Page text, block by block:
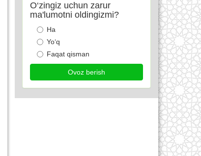
O‘zingiz uchun zarur
ma'lumotni oldingizmi?
Ha
Yo‘q
Faqat qisman